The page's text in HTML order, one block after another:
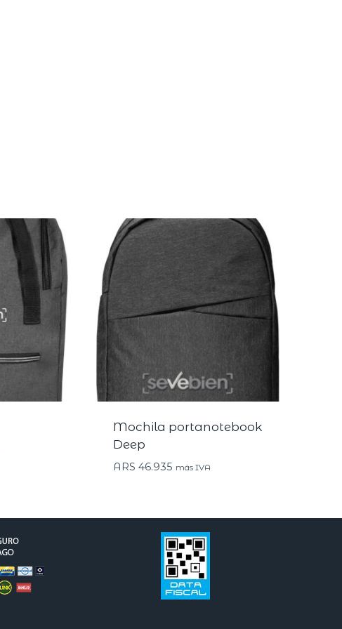
Mochila portanotebook
Deep
ARS 46.935 más IVA